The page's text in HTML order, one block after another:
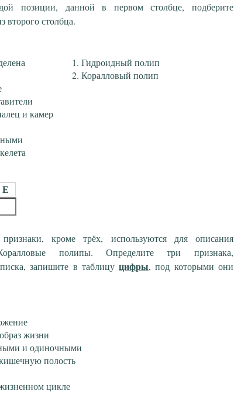
позиции, данной в первом столбце, подберите
столбца.
и камер
Гидроидный полип
Коралловый полип
Е
кроме трёх, используются для описания
полипы. Определите три признака,
запишите в таблицуцифры, под которыми они
жизни
и одиночными
полость
цикле